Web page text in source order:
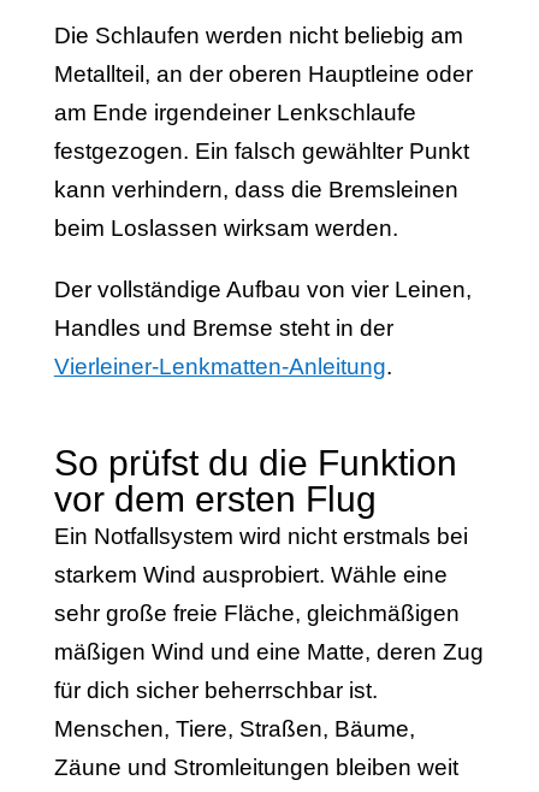
Die Schlaufen werden nicht beliebig am
Metallteil, an der oberen Hauptleine oder
am Ende irgendeiner Lenkschlaufe
festgezogen. Ein falsch gewählter Punkt
kann verhindern, dass die Bremsleinen
beim Loslassen wirksam werden.
Der vollständige Aufbau von vier Leinen,
Handles und Bremse steht in der
Vierleiner-Lenkmatten-Anleitung.
So prüfst du die Funktion
vor dem ersten Flug
Ein Notfallsystem wird nicht erstmals bei
starkem Wind ausprobiert. Wähle eine
sehr große freie Fläche, gleichmäßigen
mäßigen Wind und eine Matte, deren Zug
für dich sicher beherrschbar ist.
Menschen, Tiere, Straßen, Bäume,
Zäune und Stromleitungen bleiben weit